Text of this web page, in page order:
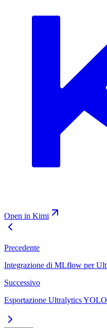
Open in Kimi
Precedente
Integrazione di MLflow per
Successivo
Esportazione Ultralytics